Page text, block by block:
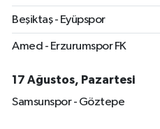
Beşiktaş - Eyüpspor
Amed - Erzurumspor FK
17 Ağustos, Pazartesi
Samsunspor - Göztepe